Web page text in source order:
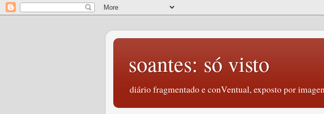
soantes: só visto
diário fragmentado e conVentual, exposto por